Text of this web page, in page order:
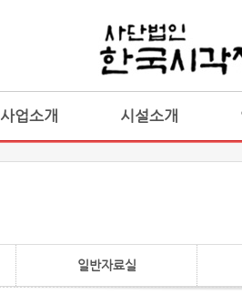
사업소개 시설소개
일반자료실